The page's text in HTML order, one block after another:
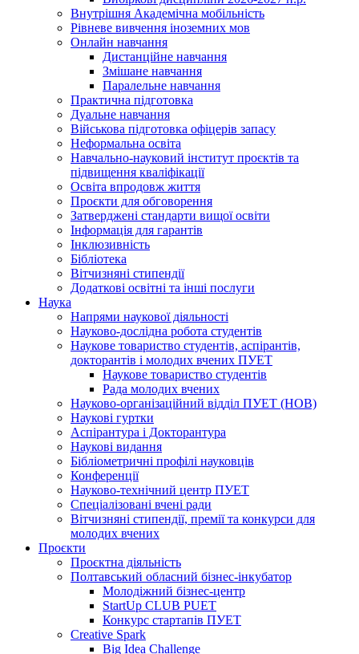
Внутрішня Академічна мобільність
Рівневе вивчення іноземних мов
Онлайн навчання
Дистанційне навчання
Змішане навчання
Паралельне навчання
Практична підготовка
Дуальне навчання
Військова підготовка офіцерів запасу
Неформальна освіта
Навчально-науковий інститут проєктів та
підвищення кваліфікації
Освіта впродовж життя
Проєкти для обговорення
Затверджені стандарти вищої освіти
Інформація для гарантів
Інклюзивність
Бібліотека
Вітчизняні стипендії
Додаткові освітні та інші послуги
Наука
Напрями наукової діяльності
Науково-дослідна робота студентів
Наукове товариство студентів, аспірантів,
докторантів і молодих вчених ПУЕТ
Наукове товариство студентів
Рада молодих вчених
Науково-організаційний відділ ПУЕТ (НОВ)
Наукові гуртки
Аспірантура і Докторантура
Наукові видання
Бібліометричні профілі науковців
Конференції
Науково-технічний центр ПУЕТ
Спеціалізовані вчені ради
Вітчизняні стипендії, премії та конкурси для
молодих вчених
Проєкти
Проєктна діяльність
Полтавський обласний бізнес-інкубатор
Молодіжний бізнес-центр
StartUp CLUB PUET
Конкурс стартапів ПУЕТ
Creative Spark
Big Idea Challenge